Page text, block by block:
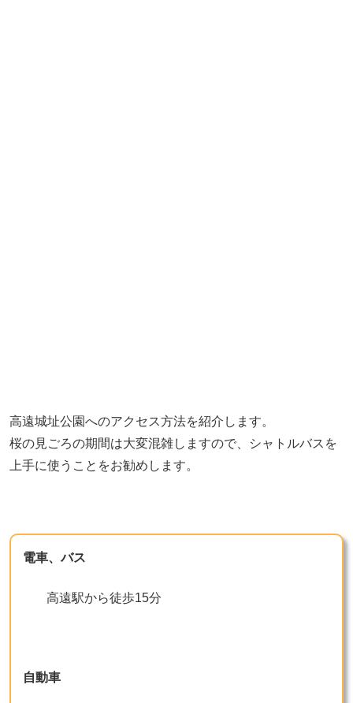
高遠城址公園へのアクセス方法を紹介します。
桜の見ごろの期間は大変混雑しますので、シャトルバスを
上手に使うことをお勧めします。
電車、バス
高遠駅から徒歩15分
自動車